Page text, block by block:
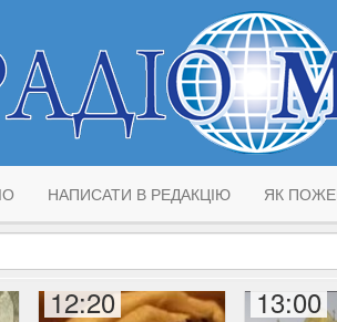
НАПИСАТИ В РЕДАКЦІЮ ЯК
12:20 13:00